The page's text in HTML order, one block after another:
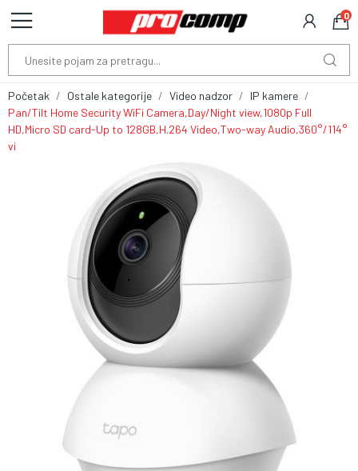
0
Početak Ostale kategorije Video nadzor
IP kamere
Pan/Tilt Home Security WiFi Camera,Day/Night view,1080p Full
HD,Micro SD card-Up to 128GB,H.264 Video,Two-way Audio,360°/114°
vi